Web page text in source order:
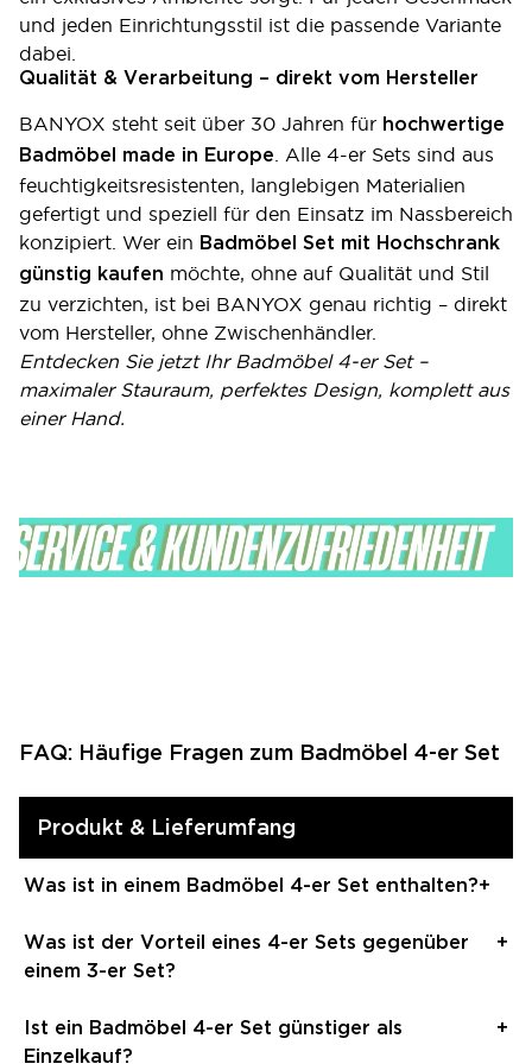
und jeden Einrichtungsstil ist die passende Variante
dabei.
Qualität & Verarbeitung – direkt vom Hersteller
BANYOX steht seit über 30 Jahren für hochwertige
Badmöbel made in Europe
. Alle 4-er Sets sind aus
feuchtigkeitsresistenten, langlebigen Materialien
gefertigt und speziell für den Einsatz im Nassbereich
konzipiert. Wer ein Badmöbel Set mit Hochschrank
günstig kaufen möchte, ohne auf Qualität und Stil
zu verzichten, ist bei BANYOX genau richtig – direkt
vom Hersteller, ohne Zwischenhändler.
Entdecken Sie jetzt Ihr Badmöbel 4-er Set –
maximaler Stauraum, perfektes Design, komplett aus
einer Hand.
FAQ: Häufige Fragen zum Badmöbel 4-er Set
Produkt & Lieferumfang
Was ist in einem Badmöbel 4-er Set enthalten?+
Ein Badmöbel 4-er Set besteht aus vier aufeinander
abgestimmten Komponenten: Unterschrank,
ist das umfangreichste Badmöbel Set im Sortiment
und bietet maximalen Stauraum sowie ein
Was ist der Vorteil eines 4-er Sets gegenüber
einem 3-er Set?
+
Der entscheidende Mehrwert des 4-er Sets ist der
Hochschrank. Er bietet zusätzlichen Stauraum für
Ist ein Badmöbel 4-er Set günstiger als
Einzelkauf?
+